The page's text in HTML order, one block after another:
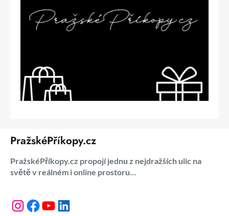
PražskéPříkopy.cz
PražskéPříkopy.cz propojí jednu z nejdražších ulic na
světě v reálném i online prostoru…
Instagram Facebook YouTube LinkedIn